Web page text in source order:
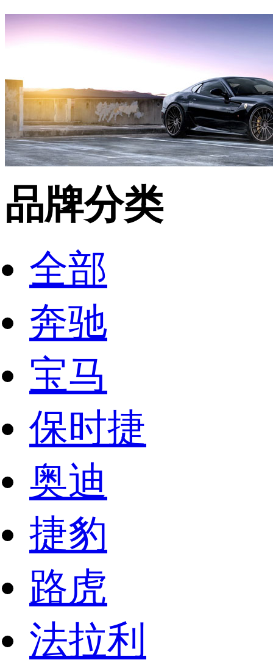
品牌分类
全部
奔驰
宝马
保时捷
奥迪
捷豹
路虎
法拉利